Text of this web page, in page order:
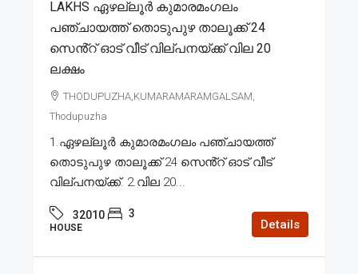
LAKHS ഏഴല്ലൂർ കുമാരമംഗലം
പഞ്ചായത്ത് തൊടുപുഴ താലൂക്ക് 24
സെൻ്റ് ഓട് വീട് വില്പനയ്ക്ക് വില 20
ലക്ഷം
THODUPUZHA,KUMARAMARAMGALSAM,
Thodupuzha
1.ഏഴല്ലൂർ കുമാരമംഗലം പഞ്ചായത്ത്
തൊടുപുഴ താലൂക്ക് 24 സെൻ്റ് ഓട് വീട്
വില്പനയ്ക്ക്. 2.വില 20...
32010 3
HOUSE Details